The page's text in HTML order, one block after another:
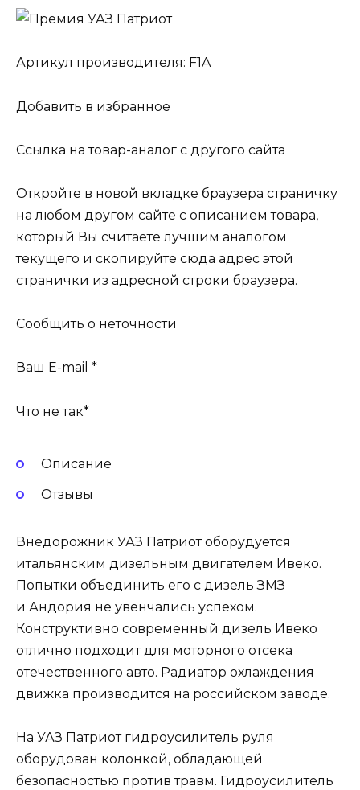
Артикул производителя: F1A
Добавить в избранное
Ссылка на товар-аналог с другого сайта
Откройте в новой вкладке браузера страничку
на любом другом сайте с описанием товара,
который Вы считаете лучшим аналогом
текущего и скопируйте сюда адрес этой
странички из адресной строки браузера.
Сообщить о неточности
Ваш E-mail *
Что не так*
Описание
Отзывы
Внедорожник УАЗ Патриот оборудуется
итальянским дизельным двигателем Ивеко.
Попытки объединить его с дизель ЗМЗ
и Андория не увенчались успехом.
Конструктивно современный дизель Ивеко
отлично подходит для моторного отсека
отечественного авто. Радиатор охлаждения
движка производится на российском заводе.
На УАЗ Патриот гидроусилитель руля
оборудован колонкой, обладающей
безопасностью против травм. Гидроусилитель